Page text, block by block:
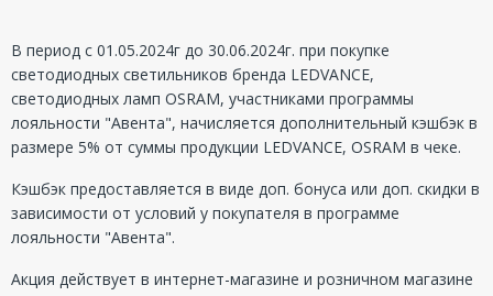
В период с 01.05.2024г до 30.06.2024г. при покупке
светодиодных светильников бренда LEDVANCE,
светодиодных ламп OSRAM, участниками программы
лояльности "Авента", начисляется дополнительный кэшбэк в
размере 5% от суммы продукции LEDVANCE, OSRAM в чеке.
Кэшбэк предоставляется в виде доп. бонуса или доп. скидки в
зависимости от условий у покупателя в программе
лояльности "Авента".
Акция действует в интернет-магазине и розничном магазине